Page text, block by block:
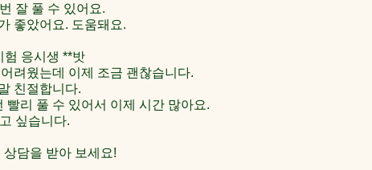
잘 풀 수 있어요.
좋았어요. 도움돼요.
험 응시생 **밧
려웠는데 이제 조금 괜찮습니다.
친절합니다.
빨리 풀 수 있어서 이제 시간 많아요.
싶습니다.